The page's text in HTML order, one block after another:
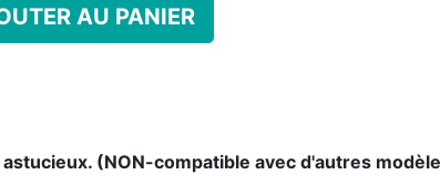
AU PANIER
(NON-compatible avec d'autres